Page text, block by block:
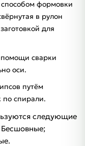
формовки
в рулон
для
сварки
оси.
путём
по спирали.
следующие